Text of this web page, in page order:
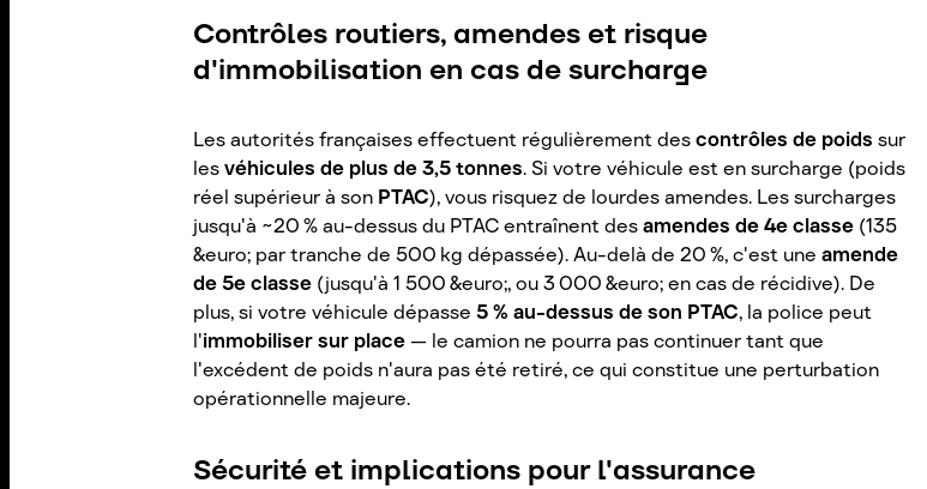
Contrôles routiers, amendes et risque
d'immobilisation en cas de surcharge
Les autorités françaises effectuent régulièrement descontrôles de poids sur
lesvéhicules de plus de 3,5 tonnes. Si votre véhicule est en surcharge (poids
réel supérieur à son PTAC), vous risquez de lourdes amendes. Les surcharges
jusqu'à ~20 % au-dessus du PTAC entraînent desamendes de 4e classe (135
&euro; par tranche de 500 kg dépassée). Au-delà de 20 %, c'est uneamende
de 5e classe (jusqu'à 1 500 &euro;, ou 3 000 &euro; en cas de récidive). De
plus, si votre véhicule dépasse5 % au-dessus de son PTAC, la police peut
l'immobiliser sur place — le camion ne pourra pas continuer tant que
l'excédent de poids n'aura pas été retiré, ce qui constitue une perturbation
opérationnelle majeure.
Sécurité et implications pour l'assurance